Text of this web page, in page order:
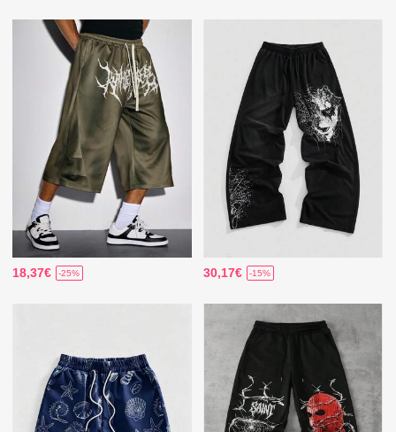
18,37€ -25% 30,17€ -15%